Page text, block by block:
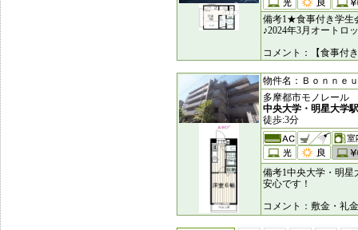
備考1★食事付き学生
♪2024年3月オートロ
コメント：【食事付
物件名：Ｂｏｎｎｅ
多摩都市モノレール
中央大学・明星大学駅
徒歩:3分
備考1中央大学・明星
安心です！
コメント：敷金・礼